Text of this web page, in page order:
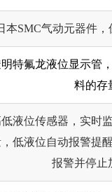
本SMC气动元器件
特氟龙液位显示管
料的存
液位传感器，实时
低液位自动报警提
报警并停止